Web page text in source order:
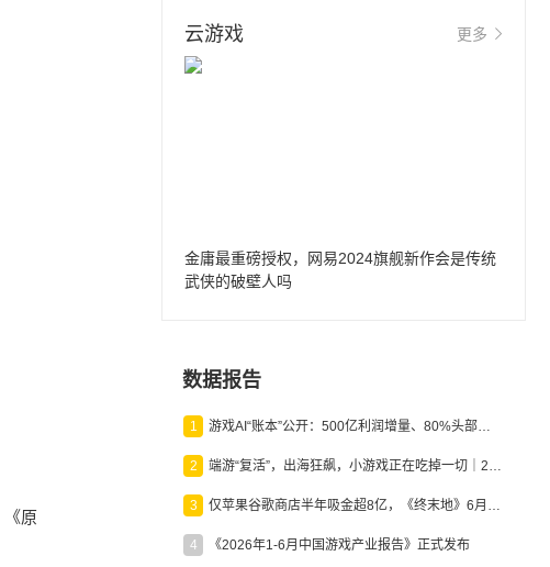
《原
云游戏 更多
金庸最重磅授权，网易2024旗舰新作会是传统
武侠的破壁人吗
数据报告
1 游戏AI“账本”公开：500亿利润增量、80%头部入局，谁在闷声发财？
2 端游“复活”，出海狂飙，小游戏正在吃掉一切｜2026上半年产业报告
3 仅苹果谷歌商店半年吸金超8亿，《终末地》6月份收入显著回暖
4 《2026年1-6月中国游戏产业报告》正式发布